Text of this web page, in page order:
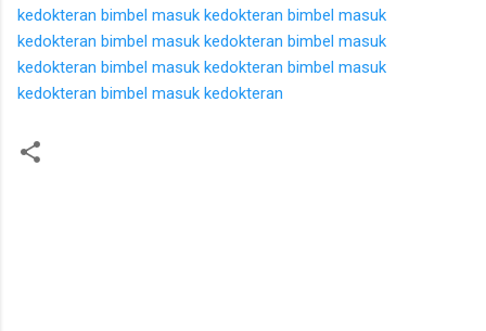
kedokteran bimbel masuk kedokteran bimbel masuk
kedokteran bimbel masuk kedokteran bimbel masuk
kedokteran bimbel masuk kedokteran bimbel masuk
kedokteran bimbel masuk kedokteran